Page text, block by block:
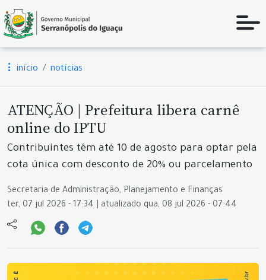
início notícias
ATENÇÃO | Prefeitura libera carnê
online do IPTU
Contribuintes têm até 10 de agosto para optar pela
cota única com desconto de 20% ou parcelamento
Secretaria de Administração, Planejamento e Finanças
ter, 07 jul 2026 - 17:34 | atualizado qua, 08 jul 2026 - 07:44